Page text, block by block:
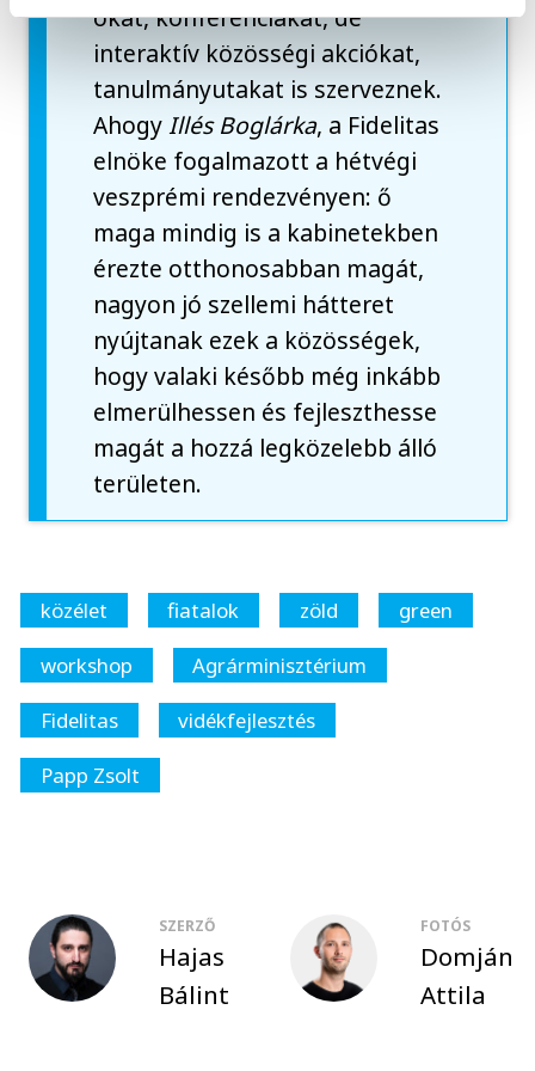
okat, konferenciákat, de
interaktív közösségi akciókat,
tanulmányutakat is szerveznek.
AhogyIllés Boglárka, a Fidelitas
elnöke fogalmazott a hétvégi
veszprémi rendezvényen: ő
maga mindig is a kabinetekben
érezte otthonosabban magát,
nagyon jó szellemi hátteret
nyújtanak ezek a közösségek,
hogy valaki később még inkább
elmerülhessen és fejleszthesse
magát a hozzá legközelebb álló
területen.
közélet fiatalok zöld
green
workshop
Agrárminisztérium
Fidelitas
vidékfejlesztés
Papp Zsolt
SZERZŐ
Hajas
Bálint
FOTÓS
Domján
Attila